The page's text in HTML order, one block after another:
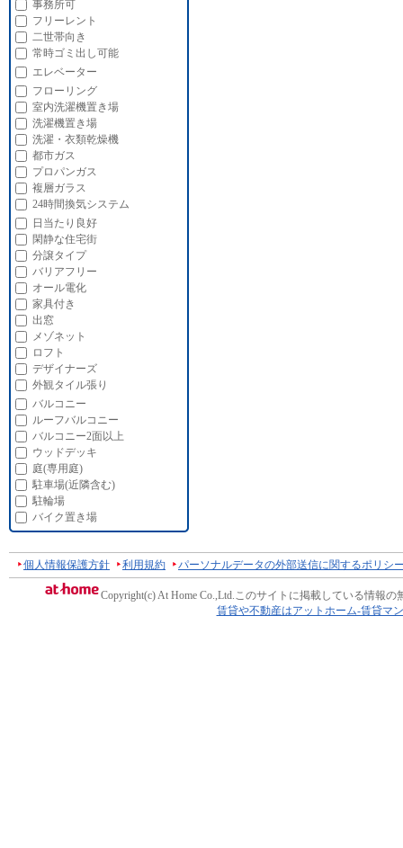
事務所可
フリーレント
二世帯向き
常時ゴミ出し可能
エレベーター
フローリング
室内洗濯機置き場
洗濯機置き場
洗濯・衣類乾燥機
都市ガス
プロパンガス
複層ガラス
24時間換気システム
日当たり良好
閑静な住宅街
分譲タイプ
バリアフリー
オール電化
家具付き
出窓
メゾネット
ロフト
デザイナーズ
外観タイル張り
バルコニー
ルーフバルコニー
バルコニー2面以上
ウッドデッキ
庭(専用庭)
駐車場(近隣含む)
駐輪場
バイク置き場
個人情報保護方針 利用規約 パーソナルデータの外部送信に関するポリシ
Copyright(c) At Home Co.,Ltd.このサイトに掲載している情報の
賃貸や不動産はアットホーム-賃貸マ